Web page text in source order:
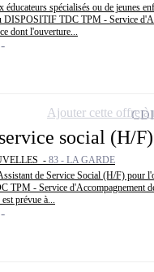
éducateurs spécialisés ou de jeunes
DISPOSITIF TDC TPM - Service
dont l'ouverture...
social (H/F)
- 83 - LA GARDE
de Service Social (H/F) pour
TPM - Service d'Accompagnement
prévue à...
CDI
Ajouter cette offre à